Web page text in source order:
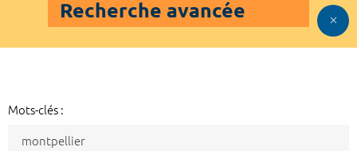
Recherche avancée
Mots-clés :